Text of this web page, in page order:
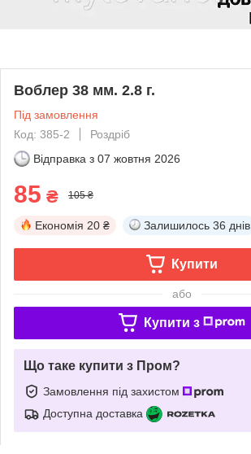
Воблер 38 мм. 2.8 г.
Під замовлення
Код: 385-2
Роздріб
Відправка з 07 жовтня 2026
85 ₴ 105 ₴
Економія 20 ₴ Залишилось 36 днів
Купити
або
Купити з
Що таке купити з Пром?
Замовлення під захистом
Доступна доставка